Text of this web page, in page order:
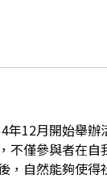
12月開始舉
不僅參與者在
，自然能夠使